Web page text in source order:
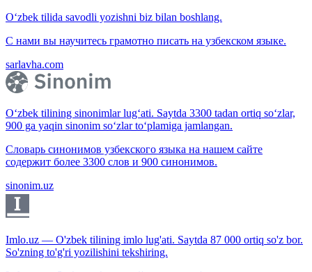
O‘zbek tilida savodli yozishni biz bilan boshlang.
С нами вы научитесь грамотно писать на узбекском языке.
sarlavha.com
O‘zbek tilining sinonimlar lug‘ati. Saytda 3300 tadan ortiq so‘zlar,
900 ga yaqin sinonim so‘zlar to‘plamiga jamlangan.
Словарь синонимов узбекского языка на нашем сайте
содержит более 3300 слов и 900 синонимов.
sinonim.uz
Imlo.uz — O'zbek tilining imlo lug'ati. Saytda 87 000 ortiq so'z bor.
So'zning to'g'ri yozilishini tekshiring.